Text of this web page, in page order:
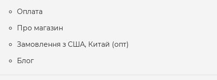
Оплата
Про магазин
Замовлення з США, Китай (опт)
Блог